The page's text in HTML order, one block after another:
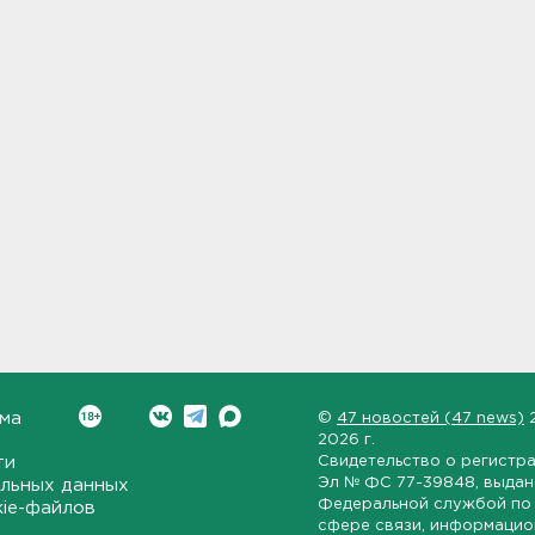
данных
файлов
© 47 новостей (47 news)
2026 г.
Свидетельство о
Эл № ФС 77-39848 ,
Федеральной службой по
сфере связи,